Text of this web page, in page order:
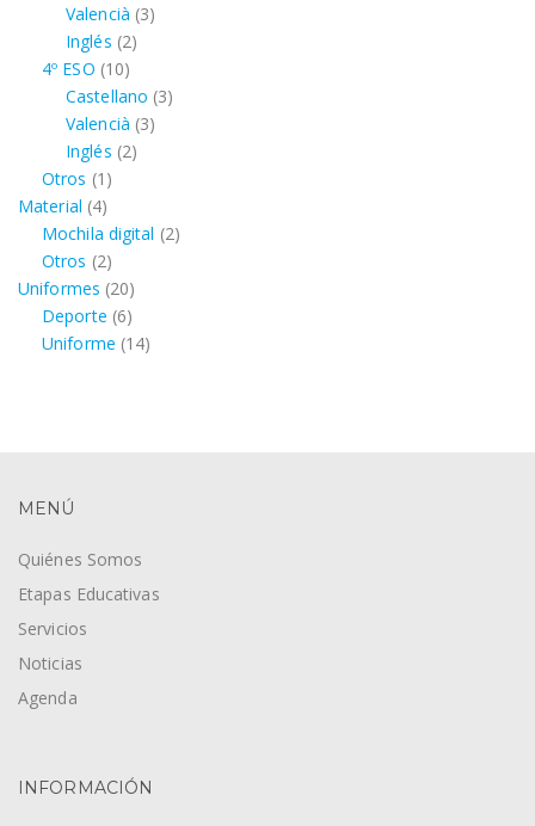
Valencià 33
Inglés 22
4º ESO 1010
productos
Castellano 33
Valencià 33
Inglés 22
Otros 1 1
producto
Material 44
productos
Mochila digital 22
Otros 22
productos
Uniformes 2020
productos
Deporte 66
productos
Uniforme 1414
MENÚ
Quiénes Somos
Etapas Educativas
Servicios
Noticias
Agenda
INFORMACIÓN